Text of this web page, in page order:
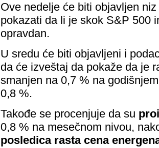
Ove nedelje će biti objavljen
pokazati da li je skok S&P 500
opravdan.
U sredu će biti objavljeni i
da će izveštaj da pokaže da je
smanjen na 0,7 % na
0,8 %.
Takođe se procenjuje da su
0,8 % na mesečnom nivou,
posledica rasta cena